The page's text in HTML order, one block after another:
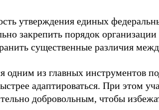
утверждения единых
закрепить порядок
существенные различия
одним из главных инструментов
адаптироваться. При этом
добровольным, чтобы